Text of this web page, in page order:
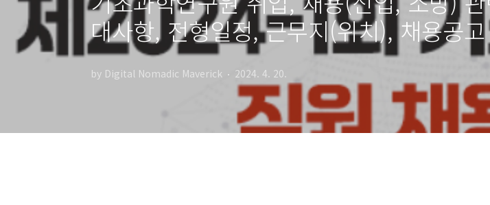
대사항, 전형일정, 근무지(위치), 채용공
by Digital Nomadic Maverick 2024. 4. 20.